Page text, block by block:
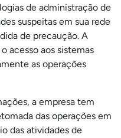
de administração de
suspeitas em sua rede
de precaução. A
acesso aos sistemas
as operações
a empresa tem
das operações em
das atividades de